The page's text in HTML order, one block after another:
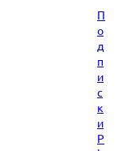
П
о
д
п
и
с
к
и
P